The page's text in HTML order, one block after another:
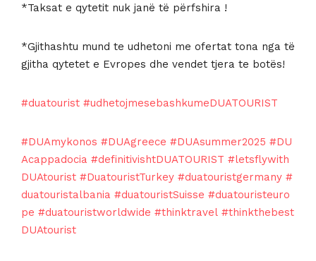
*Taksat e qytetit nuk janë të përfshira !
*Gjithashtu mund te udhetoni me ofertat tona nga të
gjitha qytetet e Evropes dhe vendet tjera te botës!
#duatourist #udhetojmesebashkumeDUATOURIST
#DUAmykonos #DUAgreece #DUAsummer2025 #DU
Acappadocia #definitivishtDUATOURIST #letsflywith
DUAtourist #DuatouristTurkey #duatouristgermany #
duatouristalbania #duatouristSuisse #duatouristeuro
pe #duatouristworldwide #thinktravel #thinkthebest
DUAtourist